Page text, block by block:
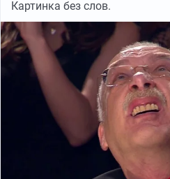
Картинка без слов.